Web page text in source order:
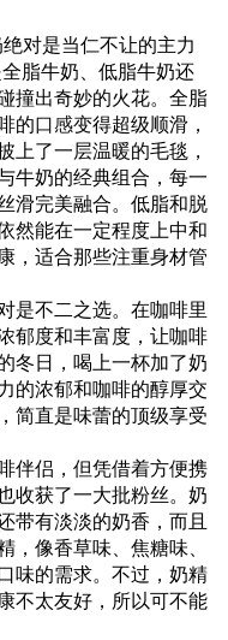
对是当仁不让的主力
脂牛奶、低脂牛奶还
撞出奇妙的火花。全脂
的口感变得超级顺滑，
上了一层温暖的毛毯，
牛奶的经典组合，每一
滑完美融合。低脂和脱
然能在一定程度上中和
，适合那些注重身材管
是不二之选。在咖啡里
郁度和丰富度，让咖啡
冬日，喝上一杯加了奶
力的浓郁和咖啡的醇厚交
简直是味蕾的顶级享受
伴侣，但凭借着方便携
收获了一大批粉丝。奶
带有淡淡的奶香，而且
，像香草味、焦糖味、
味的需求。不过，奶精
不太友好，所以可不能